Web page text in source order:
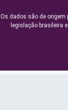
Os dados são de origem
legislação brasileira